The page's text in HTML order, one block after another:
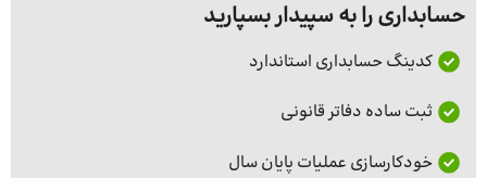
حسابداری را به سپیدار بسپارید
کدینگ حسابداری استاندارد
ثبت ساده دفاتر قانونی
خودکارسازی عملیات پایان سال